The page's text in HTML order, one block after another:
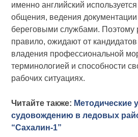
именно английский
общения, ведения
береговыми службами. Поэтому
правило, ожидают от
владения профессиональной
терминологией и способности
рабочих ситуациях.
Читайте также: Методические
судовождению в ледовых
“Сахалин-1”